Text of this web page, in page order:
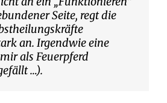
Seite, regt die
an. Irgendwie eine
als Feuerpferd
…).